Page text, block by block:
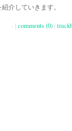
介していきます。
- | comments (0) |